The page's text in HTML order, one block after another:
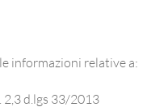
informazioni relative a:
d.lgs 33/2013